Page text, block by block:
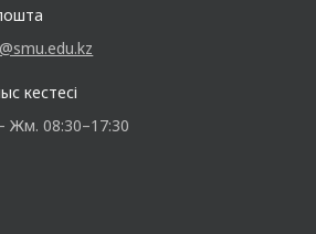
кестесі
Жм. 08:30–17:30